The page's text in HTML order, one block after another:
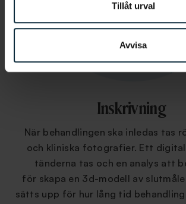
Tillåt urval
Avvisa
Inskrivning
När behandlingen ska inledas tas
och kliniska fotografier. Ett
tänderna tas och en analys att
för skapa en 3d-modell av
sätts upp för hur lång tid